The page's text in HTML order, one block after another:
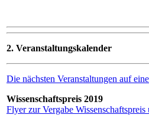
2. Veranstaltungskalender
Die nächsten Veranstaltungen auf
Wissenschaftspreis 2019
Flyer zur Vergabe